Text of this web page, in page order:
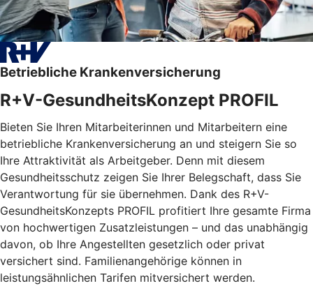
Betriebliche Krankenversicherung
R+V-GesundheitsKonzept PROFIL
Bieten Sie Ihren Mitarbeiterinnen und Mitarbeitern eine
betriebliche Krankenversicherung an und steigern Sie so
Ihre Attraktivität als Arbeitgeber. Denn mit diesem
Gesundheitsschutz zeigen Sie Ihrer Belegschaft, dass Sie
Verantwortung für sie übernehmen. Dank des R+V-
GesundheitsKonzepts PROFIL profitiert Ihre gesamte Firma
von hochwertigen Zusatzleistungen – und das unabhängig
davon, ob Ihre Angestellten gesetzlich oder privat
versichert sind. Familienangehörige können in
leistungsähnlichen Tarifen mitversichert werden.